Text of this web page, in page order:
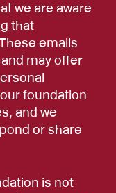
we are aware
that
emails
may offer
foundation
and we
or share
is not